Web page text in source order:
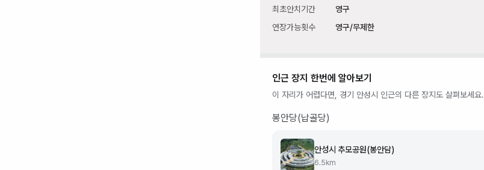
최초안치기간
영구
연장가능횟수
영구/무제한
인근 장지 한번에 알아보기
이 자리가 어렵다면, 경기 안성시 인근의 다른 장지도 살펴보세요.
봉안당(납골당)
안성시 추모공원(봉안담)
6.5 km